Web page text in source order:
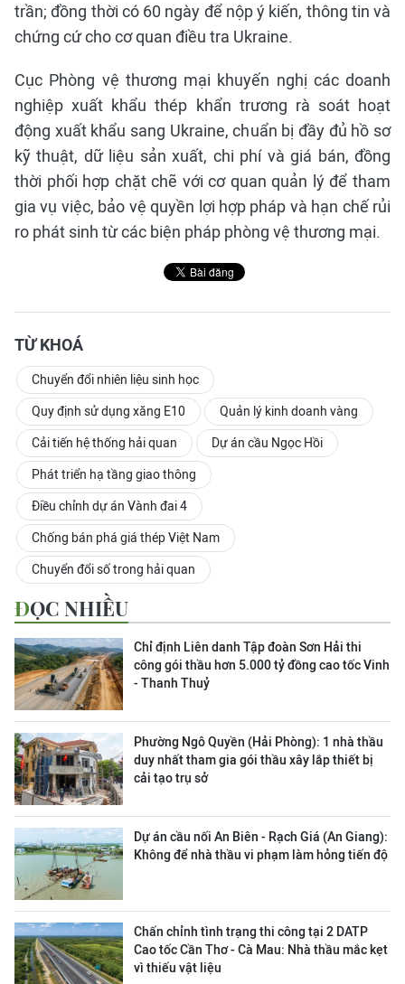
trần; đồng thời có 60 ngày để nộp ý kiến, thông tin và
chứng cứ cho cơ quan điều tra Ukraine.
Cục Phòng vệ thương mại khuyến nghị các doanh
nghiệp xuất khẩu thép khẩn trương rà soát hoạt
động xuất khẩu sang Ukraine, chuẩn bị đầy đủ hồ sơ
kỹ thuật, dữ liệu sản xuất, chi phí và giá bán, đồng
thời phối hợp chặt chẽ với cơ quan quản lý để tham
gia vụ việc, bảo vệ quyền lợi hợp pháp và hạn chế rủi
ro phát sinh từ các biện pháp phòng vệ thương mại.
TỪ KHOÁ
Chuyển đổi nhiên liệu sinh học
Quy định sử dụng xăng E10 Quản lý kinh doanh vàng
Cải tiến hệ thống hải quan Dự án cầu Ngọc Hồi
Phát triển hạ tầng giao thông
Điều chỉnh dự án Vành đai 4
Chống bán phá giá thép Việt Nam
Chuyển đổi số trong hải quan
ĐỌC NHIỀU
Chỉ định Liên danh Tập đoàn Sơn Hải thi
công gói thầu hơn 5.000 tỷ đồng cao tốc Vinh
- Thanh Thuỷ
Phường Ngô Quyền (Hải Phòng): 1 nhà thầu
duy nhất tham gia gói thầu xây lắp thiết bị
cải tạo trụ sở
Dự án cầu nối An Biên - Rạch Giá (An Giang):
Không để nhà thầu vi phạm làm hỏng tiến độ
Chấn chỉnh tình trạng thi công tại 2 DATP
Cao tốc Cần Thơ - Cà Mau: Nhà thầu mắc kẹt
vì thiếu vật liệu